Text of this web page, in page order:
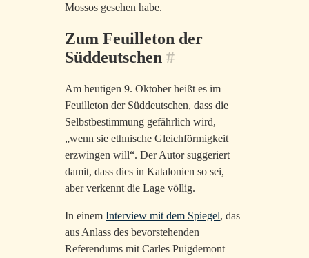
Mossos gesehen habe.
Zum Feuilleton der
Süddeutschen #
Am heutigen 9. Oktober heißt es im
Feuilleton der Süddeutschen, dass die
Selbstbestimmung gefährlich wird,
„wenn sie ethnische Gleichförmigkeit
erzwingen will“. Der Autor suggeriert
damit, dass dies in Katalonien so sei,
aber verkennt die Lage völlig.
In einemInterview mit dem Spiegel, das
aus Anlass des bevorstehenden
Referendums mit Carles Puigdemont